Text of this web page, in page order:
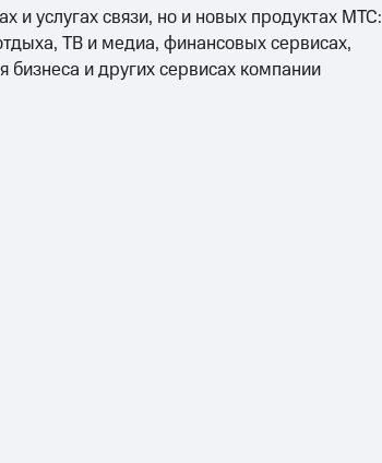
и услугах связи, но и новых продуктах МТС:
ТВ и медиа, финансовых сервисах,
бизнеса и других сервисах компании